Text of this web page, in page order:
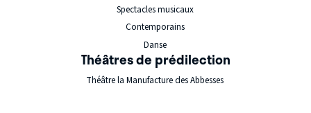
Spectacles musicaux
Contemporains
Danse
Théâtres de prédilection
Théâtre la Manufacture des Abbesses